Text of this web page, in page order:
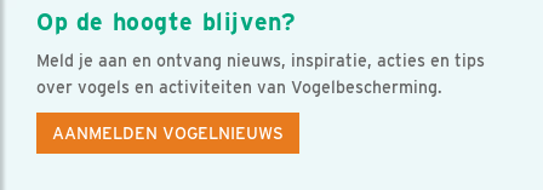
Op de hoogte blijven?
Meld je aan en ontvang nieuws, inspiratie, acties en tips
over vogels en activiteiten van Vogelbescherming.
AANMELDEN VOGELNIEUWS